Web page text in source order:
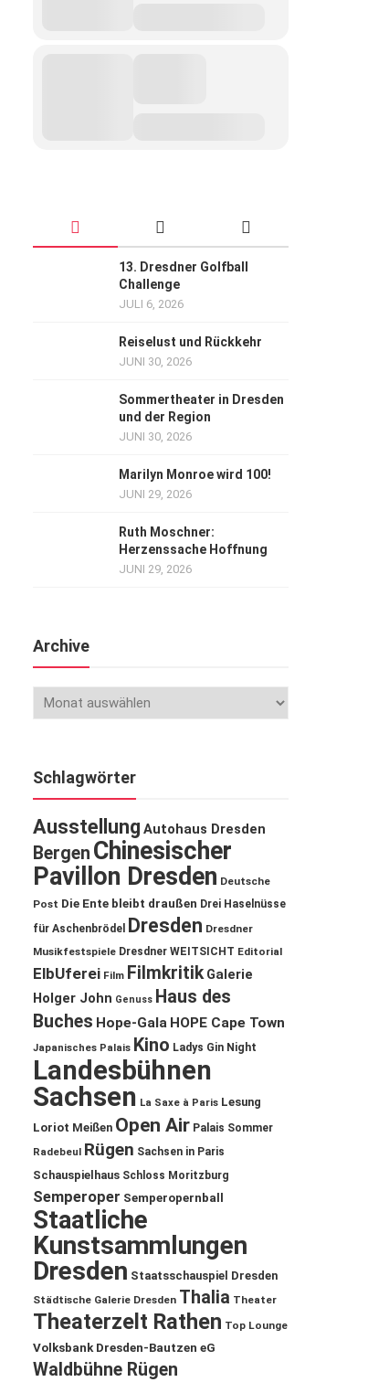
13. Dresdner Golfball
Challenge
JULI 6, 2026
Reiselust und Rückkehr
JUNI 30, 2026
Sommertheater in Dresden
und der Region
JUNI 30, 2026
Marilyn Monroe wird 100!
JUNI 29, 2026
Ruth Moschner:
Herzenssache Hoffnung
JUNI 29, 2026
Archive
Schlagwörter
Ausstellung Autohaus Dresden
Bergen Chinesischer
Pavillon Dresden Deutsche
Post Die Ente bleibt draußen Drei Haselnüsse
für Aschenbrödel
Dresden Dresdner
Musikfestspiele Dresdner WEITSICHT Editorial
ElbUferei Film Filmkritik Galerie
Holger John Genuss Haus des
Buches Hope-Gala HOPE Cape Town
Japanisches Palais Kino Ladys Gin Night
Landesbühnen
Sachsen La Saxe à Paris Lesung
Loriot Meißen Open Air Palais Sommer
Radebeul Rügen Sachsen in Paris
Schauspielhaus Schloss Moritzburg
Semperoper Semperopernball
Staatliche
Kunstsammlungen
Dresden Staatsschauspiel Dresden
Städtische Galerie Dresden Thalia Theater
Theaterzelt Rathen Top Lounge
Volksbank Dresden-Bautzen eG
Waldbühne Rügen